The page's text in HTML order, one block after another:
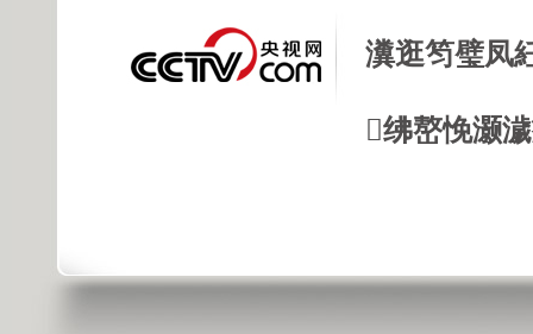
瀵逛笉璧凤
绋嶅悗灏